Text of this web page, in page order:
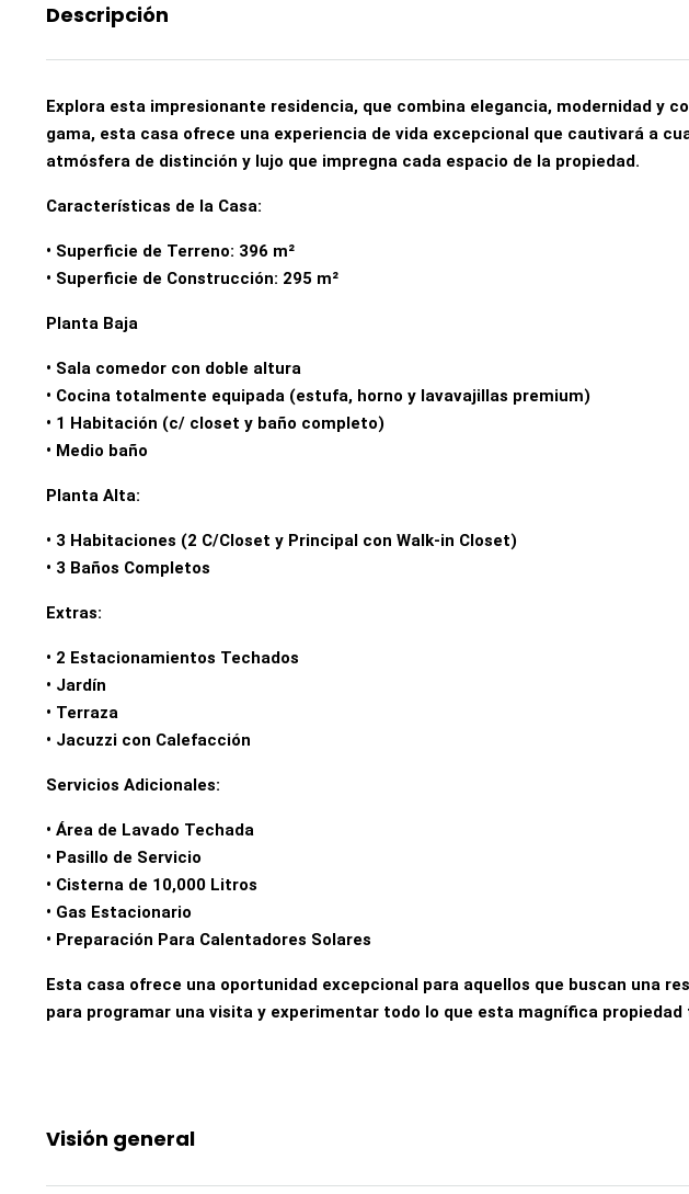
Descripción
Explora esta impresionante residencia, que combina elegancia, modernidad y
gama, esta casa ofrece una experiencia de vida excepcional que cautivará a
atmósfera de distinción y lujo que impregna cada espacio de la propiedad.
Características de la Casa:
• Superficie de Terreno: 396 m²
• Superficie de Construcción: 295 m²
Planta Baja
• Sala comedor con doble altura
• Cocina totalmente equipada (estufa, horno y lavavajillas premium)
• 1 Habitación (c/ closet y baño completo)
• Medio baño
Planta Alta:
• 3 Habitaciones (2 C/Closet y Principal con Walk-in Closet)
• 3 Baños Completos
Extras:
• 2 Estacionamientos Techados
• Jardín
• Terraza
• Jacuzzi con Calefacción
Servicios Adicionales:
• Área de Lavado Techada
• Pasillo de Servicio
• Cisterna de 10,000 Litros
• Gas Estacionario
• Preparación Para Calentadores Solares
Esta casa ofrece una oportunidad excepcional para aquellos que buscan una
para programar una visita y experimentar todo lo que esta magnífica
Visión general